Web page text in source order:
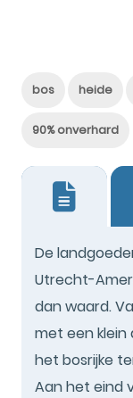
bos heide
90% onverhard
De
Utrecht-
dan waard.
met een klein
het bosrijke
Aan het eind